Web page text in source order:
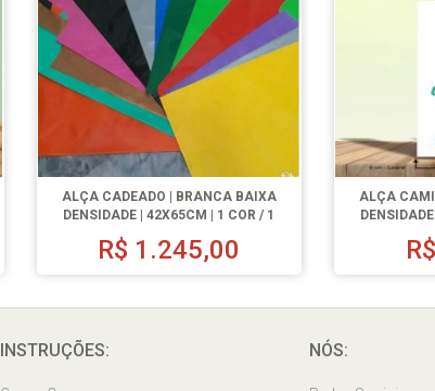
ALÇA CADEADO | BRANCA BAIXA
DENSIDADE | 42X65CM | 1 COR / 1
LADO | 500 UN.
R$ 1.245,00
ALÇA
R$
INSTRUÇÕES: NÓS: